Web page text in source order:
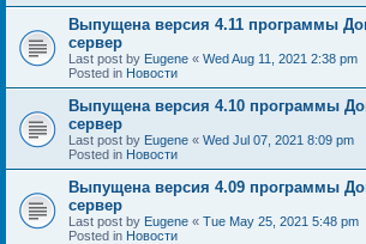
Выпущена версия 4.11 программы
сервер
Last post by Eugene « Wed Aug 11, 2021 2:38 pm
Posted in Новости
Выпущена версия 4.10 программы
сервер
Last post by Eugene « Wed Jul 07, 2021 8:09 pm
Posted in Новости
Выпущена версия 4.09 программы
сервер
Last post by Eugene « Tue May 25, 2021 5:48 pm
Posted in Новости